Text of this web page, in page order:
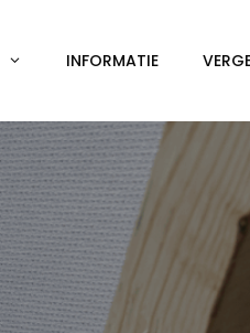
INFORMATIE